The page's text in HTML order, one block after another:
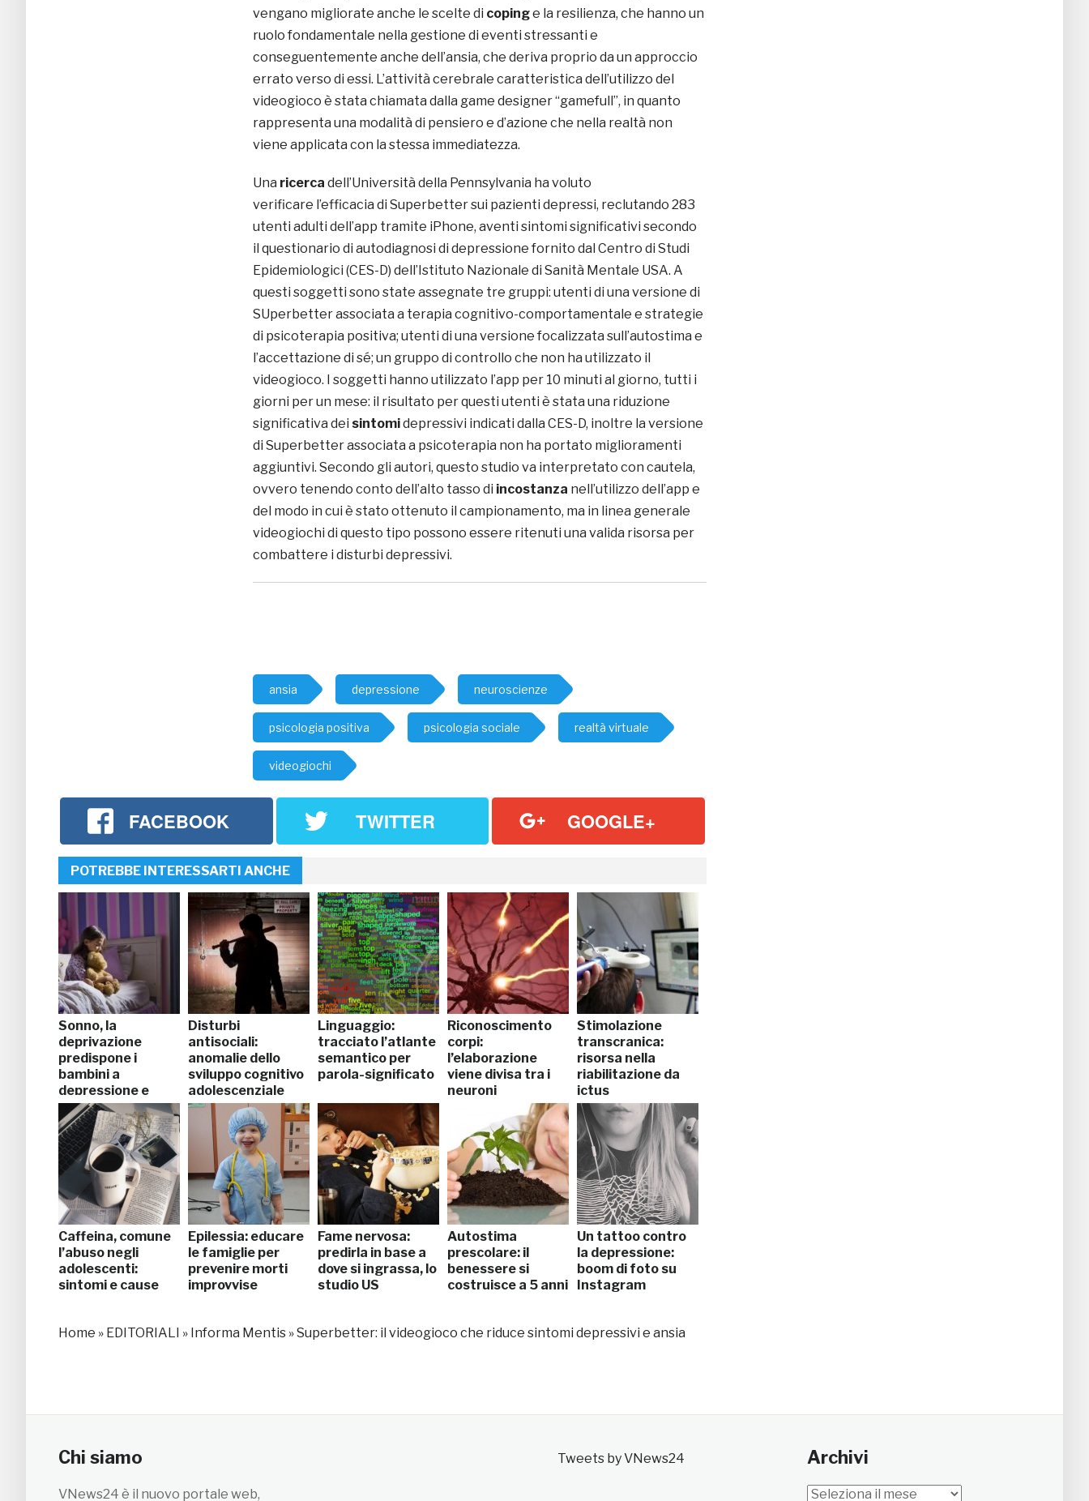
vengano migliorate anche le scelte di copinge la resilienza, che hanno un
ruolo fondamentale nella gestione di eventi stressanti e
conseguentemente anche dell’ansia, che deriva proprio da un approccio
errato verso di essi. L’attività cerebrale caratteristica dell’utilizzo del
videogioco è stata chiamata dalla game designer “gamefull”, in quanto
rappresenta una modalità di pensiero e d’azione che nella realtà non
viene applicata con la stessa immediatezza.
Una ricerca dell’Università della Pennsylvania ha voluto
verificare l’efficacia di Superbetter sui pazienti depressi, reclutando 283
utenti adulti dell’app tramite iPhone, aventi sintomi significativi secondo
il questionario di autodiagnosi di depressione fornito dal Centro di Studi
Epidemiologici (CES-D) dell’Istituto Nazionale di Sanità Mentale USA. A
questi soggetti sono state assegnate tre gruppi: utenti di una versione di
SUperbetter associata a terapia cognitivo-comportamentale e strategie
di psicoterapia positiva; utenti di una versione focalizzata sull’autostima e
l’accettazione di sé; un gruppo di controllo che non ha utilizzato il
videogioco. I soggetti hanno utilizzato l’app per 10 minuti al giorno, tutti i
giorni per un mese: il risultato per questi utenti è stata una riduzione
significativa dei sintomidepressivi indicati dalla CES-D, inoltre la versione
di Superbetter associata a psicoterapia non ha portato miglioramenti
aggiuntivi. Secondo gli autori, questo studio va interpretato con cautela,
ovvero tenendo conto dell’alto tasso di incostanza nell’utilizzo dell’app e
del modo in cui è stato ottenuto il campionamento, ma in linea generale
videogiochi di questo tipo possono essere ritenuti una valida risorsa per
combattere i disturbi depressivi.
ansia depressione neuroscienze
psicologia positiva psicologia sociale realtà virtuale
videogiochi
FACEBOOK TWITTER GOOGLE+
POTREBBE INTERESSARTI ANCHE
Sonno, la
deprivazione
predispone i
bambini a
depressione e
ansia
Disturbi
antisociali:
anomalie dello
sviluppo cognitivo
adolescenziale
Linguaggio:
tracciato l’atlante
semantico per
parola-significato
Riconoscimento
corpi:
l’elaborazione
viene divisa tra i
neuroni
Stimolazione
transcranica:
risorsa nella
riabilitazione da
ictus
Caffeina, comune
l’abuso negli
adolescenti:
sintomi e cause
Epilessia: educare
le famiglie per
prevenire morti
improvvise
Fame nervosa:
predirla in base a
dove si ingrassa, lo
studio US
Autostima
prescolare: il
benessere si
costruisce a 5 anni
Un tattoo contro
la depressione:
boom di foto su
Instagram
Home » EDITORIALI » Informa Mentis »Superbetter: il videogioco che riduce sintomi depressivi e ansia
Chi siamo
VNews24 è il nuovo portale web,
Tweets by VNews24 Archivi
Archivi